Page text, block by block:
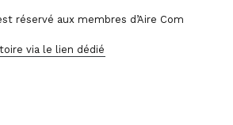
réservé aux membres d’Aire Com
via le lien dédié